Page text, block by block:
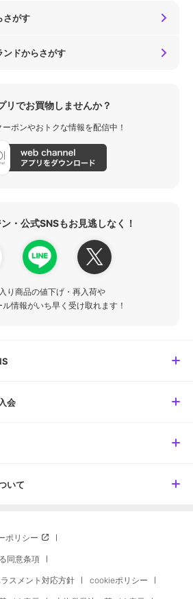
さがす
ンドからさがす
リでお買物しませんか？
ポンやおトクな情報を配信中！
・公式SNSもお見逃しなく！
り商品の値下げ・再入荷や
情報がいち早く受け取れます！
会
いて
ポリシー
同意条項
スメント対応方針 cookieポリシー